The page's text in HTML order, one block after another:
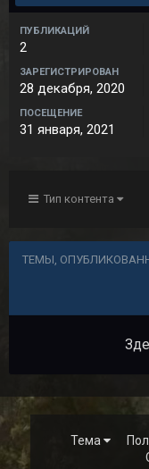
ПУБЛИКАЦИЙ
2
ЗАРЕГИСТРИРОВАН
28 декабря, 2020
ПОСЕЩЕНИЕ
31 января, 2021
Тип контента
ТЕМЫ,
Тема